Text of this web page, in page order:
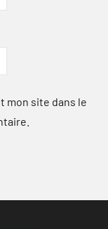
mon site dans le